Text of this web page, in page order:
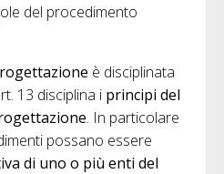
del procedimento
è disciplinata
13 disciplina i principi del
. In particolare
possano essere
di uno o più enti del